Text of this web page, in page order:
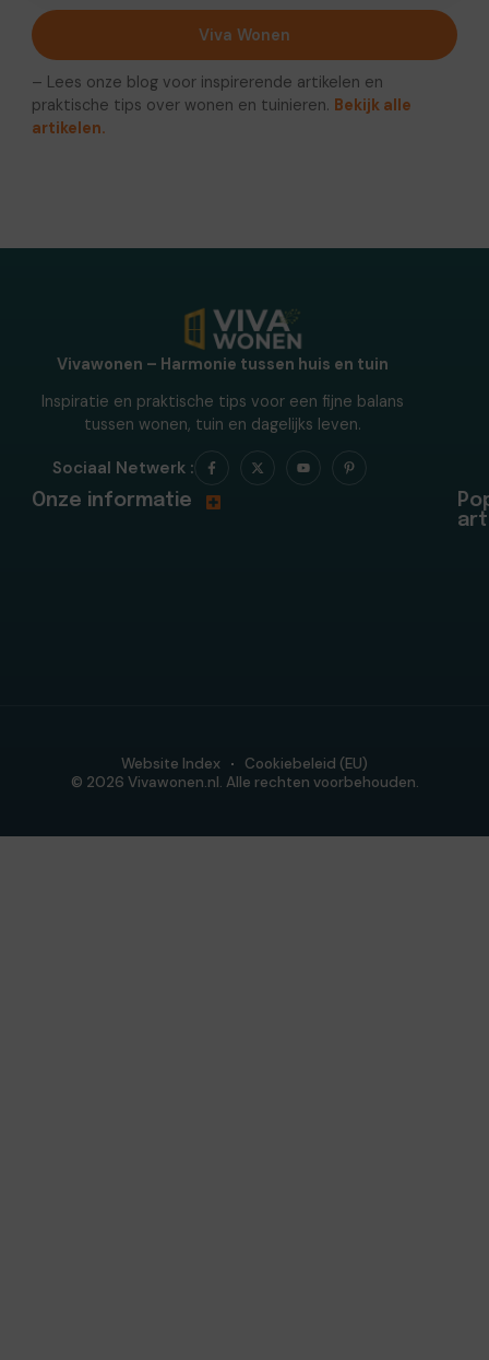
Viva Wonen
– Lees onze blog voor inspirerende artikelen en
praktische tips over wonen en tuinieren. Bekijk alle
artikelen.
Vivawonen – Harmonie tussen huis en tuin
Inspiratie en praktische tips voor een fijne balans
tussen wonen, tuin en dagelijks leven.
Sociaal Netwerk :
Onze informatie
© 2026 Vivawonen.nl. Alle rechten voorbehouden.
Website Index Cookiebeleid (EU)